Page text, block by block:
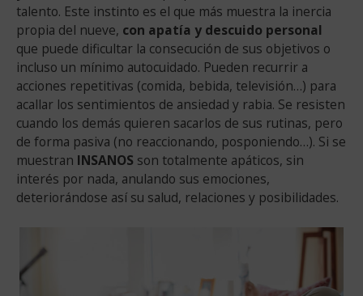
talento. Este instinto es el que más muestra la inercia
propia del nueve, con apatía y descuido personal
que puede dificultar la consecución de sus objetivos o
incluso un mínimo autocuidado. Pueden recurrir a
acciones repetitivas (comida, bebida, televisión…) para
acallar los sentimientos de ansiedad y rabia. Se resisten
cuando los demás quieren sacarlos de sus rutinas, pero
de forma pasiva (no reaccionando, posponiendo…). Si se
muestran INSANOS son totalmente apáticos, sin
interés por nada, anulando sus emociones,
deteriorándose así su salud, relaciones y posibilidades.